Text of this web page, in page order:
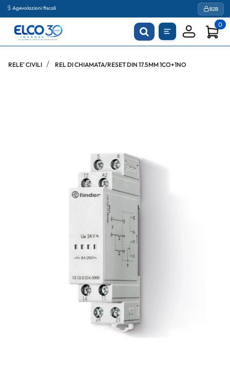
Agevolazioni fiscali B2B
0
RELE' CIVILI REL DI CHIAMATA/RESET DIN 17.5MM 1CO+1NO